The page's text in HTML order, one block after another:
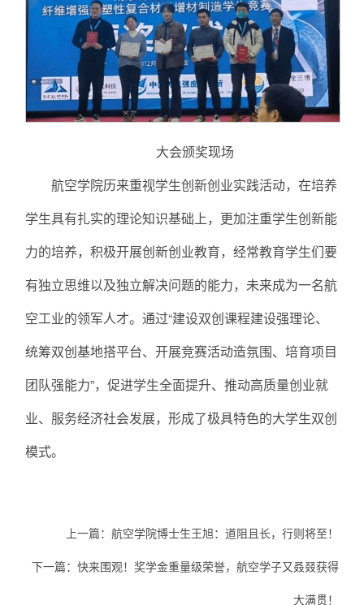
大会颁奖现场
航空学院历来重视学生创新创业实践活动，在培养
学生具有扎实的理论知识基础上，更加注重学生创新能
力的培养，积极开展创新创业教育，经常教育学生们要
有独立思维以及独立解决问题的能力，未来成为一名航
空工业的领军人才。通过“建设双创课程建设强理论、
统筹双创基地搭平台、开展竞赛活动造氛围、培育项目
团队强能力”，促进学生全面提升、推动高质量创业就
业、服务经济社会发展，形成了极具特色的大学生双创
模式。
上一篇：航空学院博士生王旭：道阻且长，行则将至！
下一篇：快来围观！奖学金重量级荣誉，航空学子又叒叕获得
大满贯！